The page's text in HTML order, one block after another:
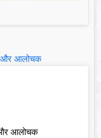
और आलोचक